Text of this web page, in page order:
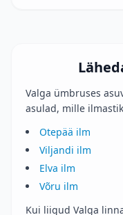
Valga ümbruses
asulad, mille
Otepää ilm
Viljandi ilm
Elva ilm
Võru ilm
Kui liigud Valga